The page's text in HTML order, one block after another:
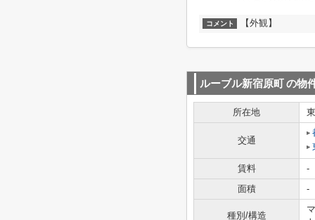
コメント 【外観】
ルーブル新宿原町の物
所在地
交通
賃料
-
面積
-
種別/構造